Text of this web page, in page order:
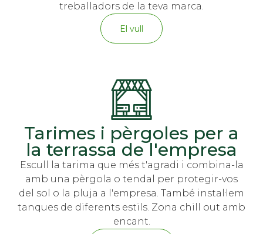
treballadors de la teva marca.
El vull
Tarimes i pèrgoles per a
la terrassa de l'empresa
Escull la tarima que més t'agradi i combina-la
amb una pèrgola o tendal per protegir-vos
del sol o la pluja a l'empresa. També instal·lem
tanques de diferents estils. Zona chill out amb
encant.